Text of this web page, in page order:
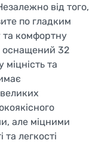
від того,
по гладким
та комфортну
оснащений 32
та
але міцними
легкості